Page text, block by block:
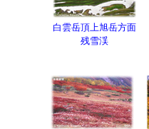
白雲岳頂上旭岳方面
残雪渓